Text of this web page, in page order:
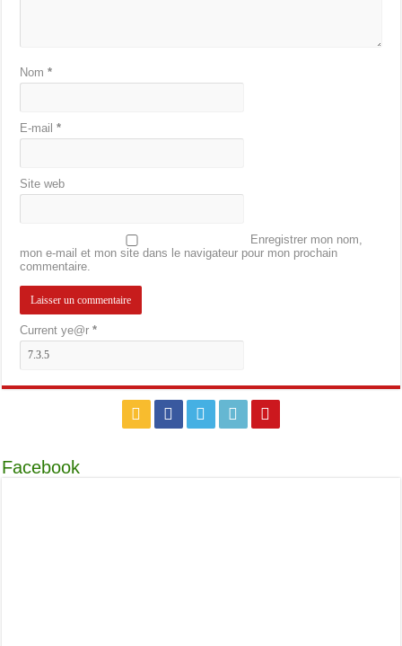
Nom*
E-mail*
Site web
Enregistrer mon nom,
mon e-mail et mon site dans le navigateur pour mon prochain
commentaire.
Current ye@r*
Facebook